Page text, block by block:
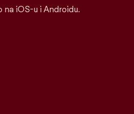
na iOS-u i Androidu.